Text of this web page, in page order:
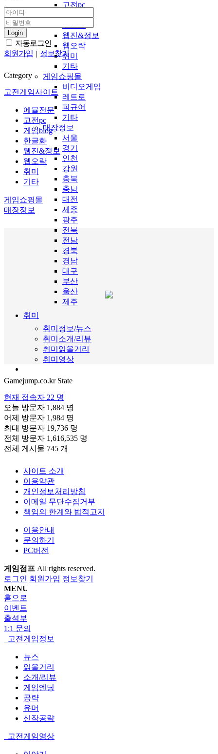
고전pc
웹진&정보
웹오락
취미
기타
게임쇼핑몰
비디오게임
레트로
피규어
기타
매장정보
서울
경기
인천
강원
충북
충남
대전
세종
광주
전북
전남
경북
경남
대구
부산
울산
제주
취미
취미정보/뉴스
취미소개/리뷰
취미읽을거리
취미영상
Login
자동로그인
회원가입 | 정보찾기
Category
고전게임사이트
에뮬전문
고전pc
게임blog
한글화
웹진&정보
웹오락
취미
기타
게임쇼핑몰
매장정보
Gamejump.co.kr State
현재 접속자 22 명
오늘 방문자 1,884 명
어제 방문자 1,984 명
최대 방문자 19,736 명
전체 방문자 1,616,535 명
전체 게시물 745 개
사이트 소개
이용약관
개인정보처리방침
이메일 무단수집거부
책임의 한계와 법적고지
이용안내
문의하기
PC버전
게임점프 All rights reserved.
로그인 회원가입 정보찾기
MENU
홈으로
이벤트
출석부
1:1 문의
고전게임정보
뉴스
읽을거리
소개/리뷰
게임엔딩
공략
유머
신작공략
고전게임영상